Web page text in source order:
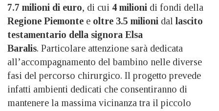
7.7 milioni di euro, di cui 4 milioni di fondi della
Regione Piemonte e oltre 3.5 milioni dal lascito
testamentario della signora Elsa
Baralis. Particolare attenzione sarà dedicata
all’accompagnamento del bambino nelle diverse
fasi del percorso chirurgico. Il progetto prevede
infatti ambienti dedicati che consentiranno di
mantenere la massima vicinanza tra il piccolo